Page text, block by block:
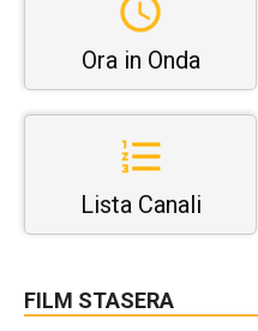
Ora in Onda
Lista Canali
FILM STASERA